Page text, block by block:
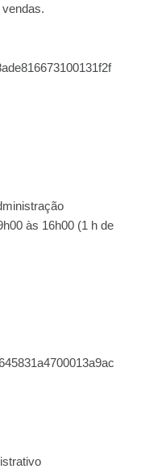
às 16h00 (1 h de